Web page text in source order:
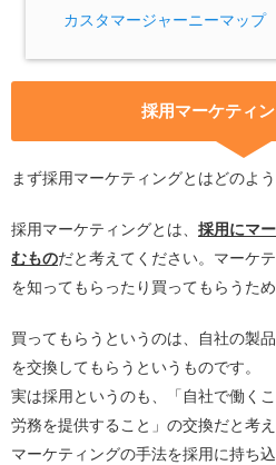
カスタマージャーニーマップ
採用マーケティ
まず採用マーケティングとはどのよ
採用マーケティングとは、 採用にマ
むものだと考えてください。マーケ
を知ってもらったり買ってもらうた
買ってもらうというのは、自社の製
を交換してもらうというものです。
実は採用というのも、「自社で働く
労務を提供すること」の交換だと考
マーケティングの手法を採用に持ち